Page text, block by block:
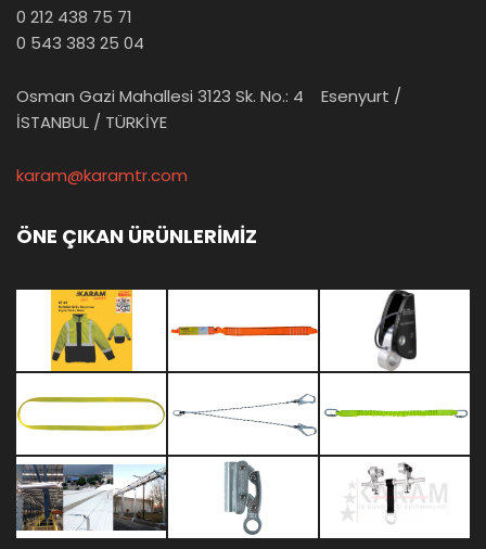
0 212 438 75 71
0 543 383 25 04
Osman Gazi Mahallesi 3123 Sk. No.: 4 Esenyurt /
İSTANBUL / TÜRKİYE
karam@karamtr.com
ÖNE ÇIKAN ÜRÜNLERİMİZ